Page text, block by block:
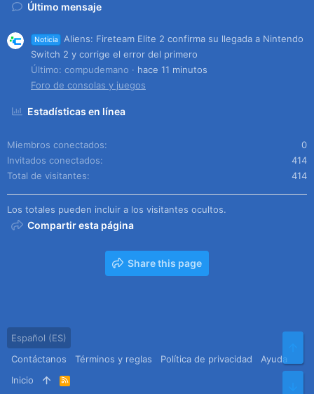
Último mensaje
Noticia
Aliens: Fireteam Elite 2 confirma su llegada a Nintendo
Switch 2 y corrige el error del primero
Último: compudemano
hace 11 minutos
Foro de consolas y juegos
Estadísticas en línea
Miembros conectados
0
Invitados conectados
414
Total de visitantes
414
Los totales pueden incluir a los visitantes ocultos.
Compartir esta página
Share this page
Español (ES)
Contáctanos
Términos y reglas Política de privacidad
Ayuda
Inicio
R
S